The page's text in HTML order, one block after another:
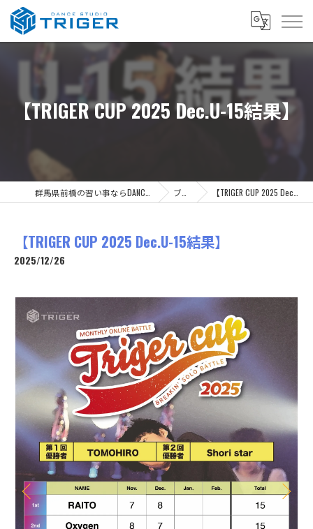
【TRIGER CUP 2025 Dec.U-15結果】
ブログ 【TRIGER CUP 2025 Dec.U-15結果】
【TRIGER CUP 2025 Dec.U-15結果】
2025/12/26